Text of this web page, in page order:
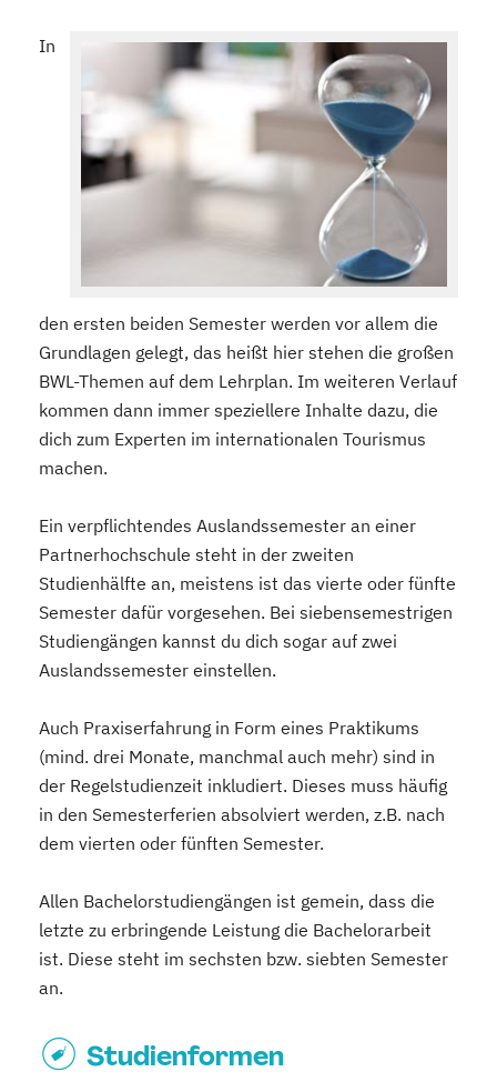
In
den ersten beiden Semester werden vor allem die
Grundlagen gelegt, das heißt hier stehen die großen
BWL-Themen auf dem Lehrplan. Im weiteren Verlauf
kommen dann immer speziellere Inhalte dazu, die
dich zum Experten im internationalen Tourismus
machen.
Ein verpflichtendes Auslandssemester an einer
Partnerhochschule steht in der zweiten
Studienhälfte an, meistens ist das vierte oder fünfte
Semester dafür vorgesehen. Bei siebensemestrigen
Studiengängen kannst du dich sogar auf zwei
Auslandssemester einstellen.
Auch Praxiserfahrung in Form eines Praktikums
(mind. drei Monate, manchmal auch mehr) sind in
der Regelstudienzeit inkludiert. Dieses muss häufig
in den Semesterferien absolviert werden, z.B. nach
dem vierten oder fünften Semester.
Allen Bachelorstudiengängen ist gemein, dass die
letzte zu erbringende Leistung die Bachelorarbeit
ist. Diese steht im sechsten bzw. siebten Semester
an.
Studienformen